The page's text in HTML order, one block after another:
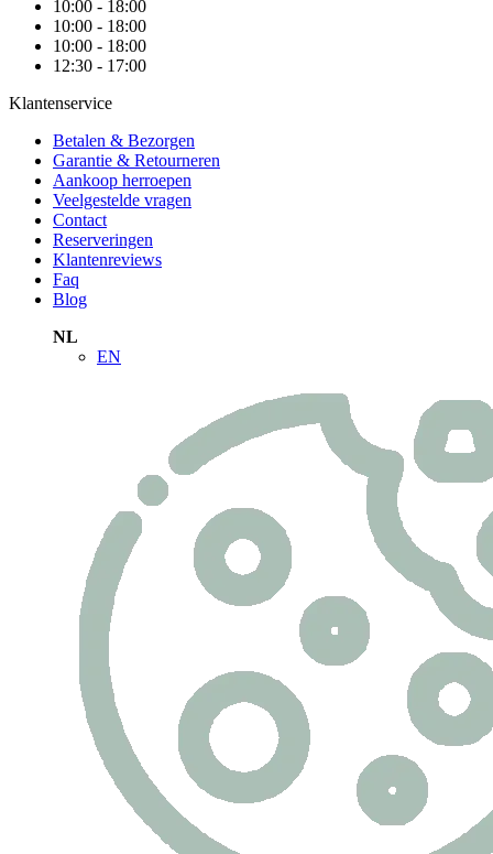
10:00 - 18:00
10:00 - 18:00
10:00 - 18:00
12:30 - 17:00
Klantenservice
Betalen & Bezorgen
Garantie & Retourneren
Aankoop herroepen
Veelgestelde vragen
Contact
Reserveringen
Klantenreviews
Faq
Blog
NL
EN